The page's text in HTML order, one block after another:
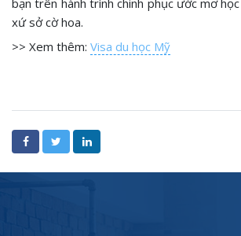
bạn trên hành trình chinh phục ước mơ
xứ sở cờ hoa.
>> Xem thêm: Visa du học Mỹ